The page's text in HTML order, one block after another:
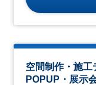
空間制作・施工
POPUP・展示